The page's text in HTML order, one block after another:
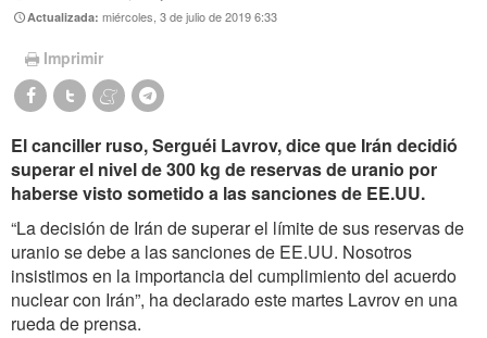
Actualizada:miércoles, 3 de julio de 2019 6:33
Imprimir
El canciller ruso, Serguéi Lavrov, dice que Irán decidió
superar el nivel de 300 kg de reservas de uranio por
haberse visto sometido a las sanciones de EE.UU.
“La decisión de Irán de superar el límite de sus reservas de
uranio se debe a las sanciones de EE.UU. Nosotros
insistimos en la importancia del cumplimiento del acuerdo
nuclear con Irán”, ha declarado este martes Lavrov en una
rueda de prensa.